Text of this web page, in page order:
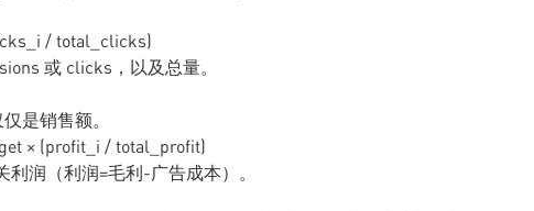
/ total_clicks)
或 clicks，以及总量。
是销售额。
× (profit_i / total_profit)
润（利润=毛利-广告成本）。